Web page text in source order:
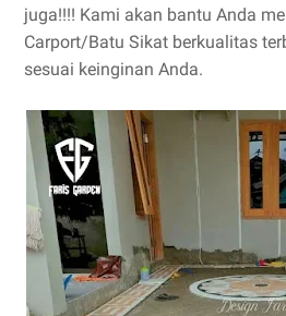
juga!!!! Kami akan bantu Anda
Carport/Batu Sikat berkualitas
sesuai keinginan Anda.